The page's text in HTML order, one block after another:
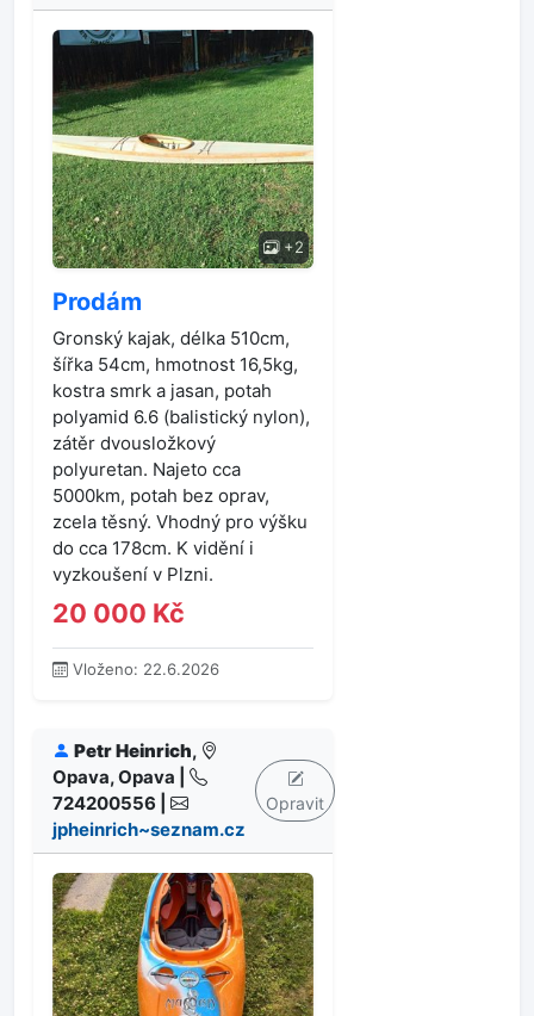
+2
Prodám
Gronský kajak, délka 510cm,
šířka 54cm, hmotnost 16,5kg,
kostra smrk a jasan, potah
polyamid 6.6 (balistický nylon),
zátěr dvousložkový
polyuretan. Najeto cca
5000km, potah bez oprav,
zcela těsný. Vhodný pro výšku
do cca 178cm. K vidění i
vyzkoušení v Plzni.
20 000 Kč
Vloženo: 22.6.2026
Petr Heinrich,
Opava, Opava |
724200556 |
jpheinrich~seznam.cz
Opravit